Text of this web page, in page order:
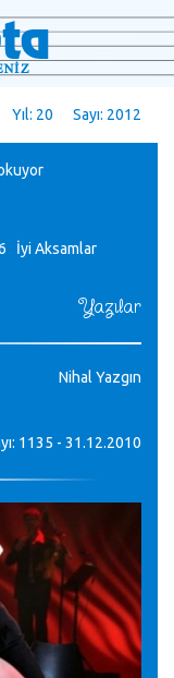
Yıl: 20 Sayı: 2012
İyi Aksamlar
Yazılar
Nihal Yazgın
1135 - 31.12.2010